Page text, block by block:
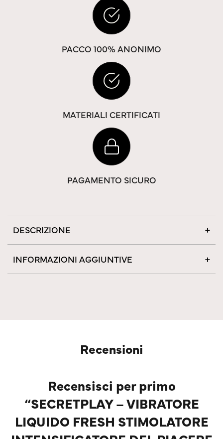
PACCO 100% ANONIMO
MATERIALI CERTIFICATI
PAGAMENTO SICURO
DESCRIZIONE
INFORMAZIONI AGGIUNTIVE
Recensioni
Recensisci per primo
“SECRETPLAY – VIBRATORE
LIQUIDO FRESH STIMOLATORE